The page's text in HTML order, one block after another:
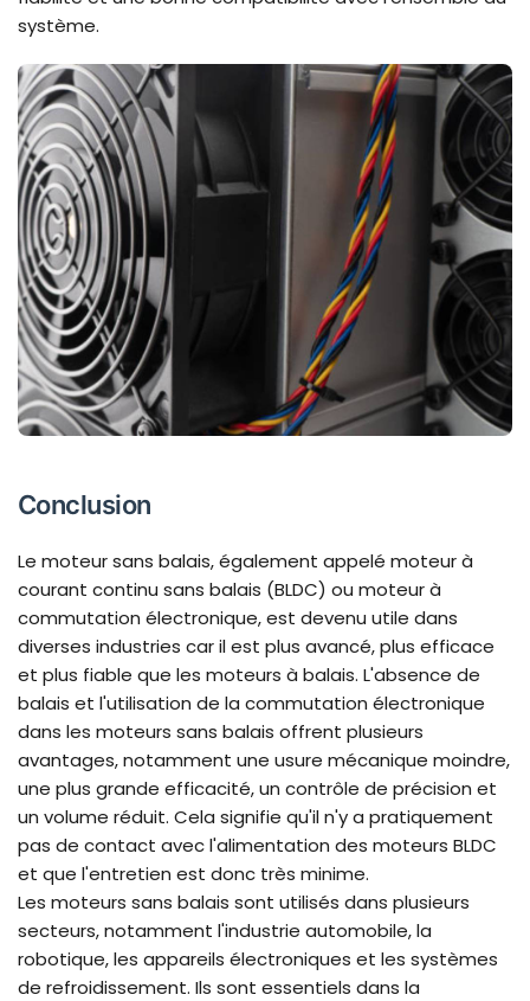
système.
Conclusion
Le moteur sans balais, également appelé moteur à
courant continu sans balais (BLDC) ou moteur à
commutation électronique, est devenu utile dans
diverses industries car il est plus avancé, plus efficace
et plus fiable que les moteurs à balais. L'absence de
balais et l'utilisation de la commutation électronique
dans les moteurs sans balais offrent plusieurs
avantages, notamment une usure mécanique moindre,
une plus grande efficacité, un contrôle de précision et
un volume réduit. Cela signifie qu'il n'y a pratiquement
pas de contact avec l'alimentation des moteurs BLDC
et que l'entretien est donc très minime.
Les moteurs sans balais sont utilisés dans plusieurs
secteurs, notamment l'industrie automobile, la
robotique, les appareils électroniques et les systèmes
de refroidissement. Ils sont essentiels dans la